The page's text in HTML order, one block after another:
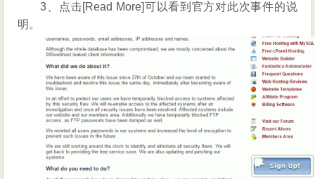
3、点击[Read More]可以看到官方对此次事件的说
明。